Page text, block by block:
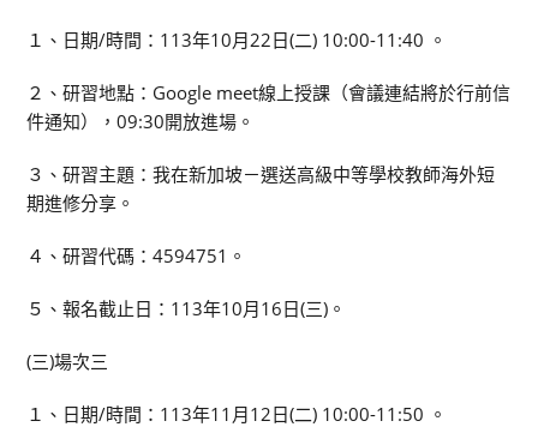
１、日期/時間：113年10月22日(二) 10:00-11:40 。
２、研習地點：Google meet線上授課（會議連結將於行前信
件通知），09:30開放進場。
３、研習主題：我在新加坡－選送高級中等學校教師海外短
期進修分享。
４、研習代碼：4594751。
５、報名截止日：113年10月16日(三)。
(三)場次三
１、日期/時間：113年11月12日(二) 10:00-11:50 。